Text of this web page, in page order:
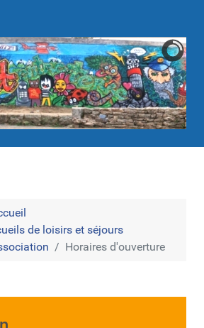
de loisirs et séjours
Horaires d'ouverture